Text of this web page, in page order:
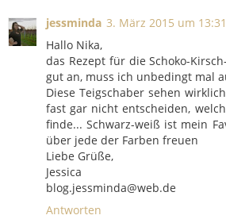
jessminda 3. März 2015 um 13:31
Hallo Nika,
das Rezept für die Schoko-
gut an, muss ich unbedingt mal
Diese Teigschaber sehen
fast gar nicht entscheiden,
finde... Schwarz-weiß ist mein
über jede der Farben freuen
Liebe Grüße,
Jessica
blog.jessminda@web.de
Antworten